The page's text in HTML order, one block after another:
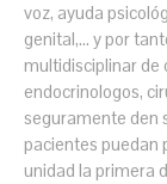
voz, ayuda
genital,... y por
multidisciplinar de
endocrinologos,
seguramente den
pacientes puedan
unidad la primera